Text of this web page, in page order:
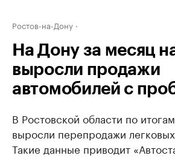
Ростов-на-Дону
На Дону за месяц
выросли продажи
автомобилей с
В Ростовской области по
выросли перепродажи
Такие данные приводит